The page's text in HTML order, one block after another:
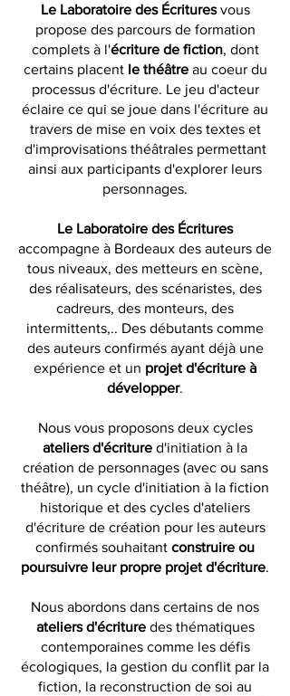
Le Laboratoire des Écrituresvous
propose des parcours de formation
complets à l'écriture de fiction, dont
certains placent le théâtreau coeur du
processus d'écriture. Le jeu d'acteur
éclaire ce qui se joue dans l'écriture au
travers de mise en voix des textes et
d'improvisations théâtrales permettant
ainsi aux participants d'explorer leurs
personnages.
Le Laboratoire des Écritures
accompagne à Bordeaux des auteurs de
tous niveaux, des metteurs en scène,
des réalisateurs, des scénaristes, des
cadreurs, des monteurs, des
intermittents,.. Des débutants comme
des auteurs confirmés ayant déjà une
expérience et un projet d'écriture à
développer.
Nous vous proposons deux cycles
ateliers d'écriture d'initiation à la
création de personnages (avec ou sans
théâtre), un cycle d'initiation à la fiction
historique et des cycles d'ateliers
d'écriture de création pour les auteurs
confirmés souhaitant construire ou
poursuivre leur propre projet d'écriture.
Nous abordons dans certains de nos
ateliers d'écrituredes thématiques
contemporaines comme les défis
écologiques, la gestion du conflit par la
fiction, la reconstruction de soi au